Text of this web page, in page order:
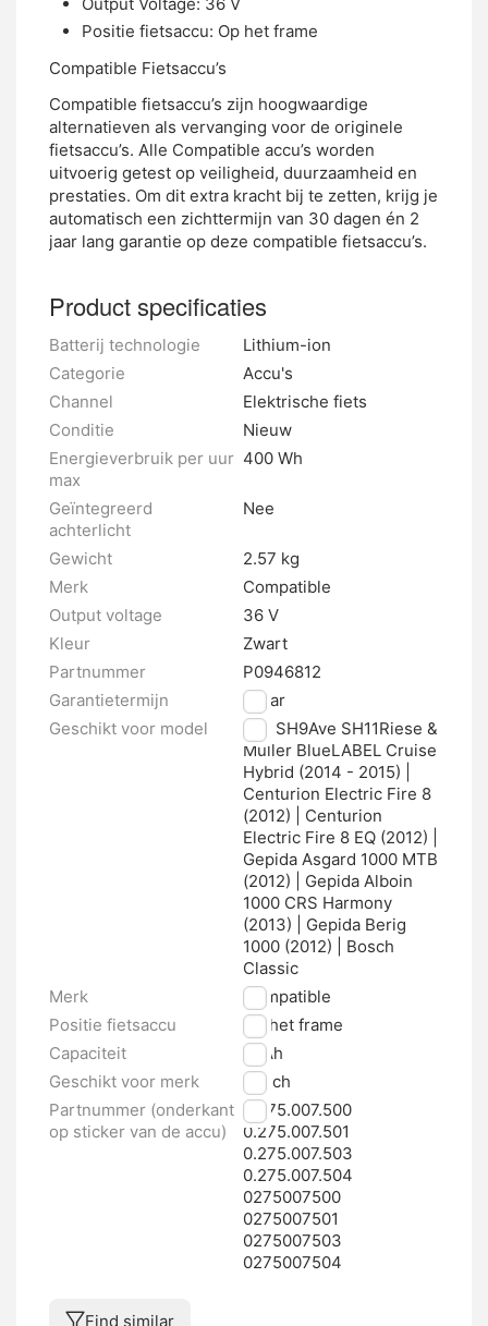
Positie fietsaccu: Op het frame
Compatible Fietsaccu’s
Compatible fietsaccu’s zijn hoogwaardige
alternatieven als vervanging voor de originele
fietsaccu’s. Alle Compatible accu’s worden
uitvoerig getest op veiligheid, duurzaamheid en
prestaties. Om dit extra kracht bij te zetten, krijg je
automatisch een zichttermijn van 30 dagen én 2
jaar lang garantie op deze compatible fietsaccu’s.
Product specificaties
Batterij technologie
Lithium-ion
Categorie
Accu's
Channel
Elektrische fiets
Conditie
Nieuw
Energieverbruik per uur
max
400 Wh
Geïntegreerd
achterlicht
Nee
Gewicht
2.57 kg
Merk
Compatible
Output voltage
36 V
Kleur
Zwart
Partnummer
P0946812
Garantietermijn
2 jaar
Geschikt voor model
Ave SH9Ave SH11Riese &
Müller BlueLABEL Cruise
Hybrid (2014 - 2015) |
Centurion Electric Fire 8
(2012) | Centurion
Electric Fire 8 EQ (2012) |
Gepida Asgard 1000 MTB
(2012) | Gepida Alboin
1000 CRS Harmony
(2013) | Gepida Berig
1000 (2012) | Bosch
Classic
Merk
Compatible
Positie fietsaccu
Op het frame
Capaciteit
11 Ah
Geschikt voor merk
Bosch
Partnummer (onderkant
op sticker van de accu)
0.275.007.500
0.275.007.501
0.275.007.503
0.275.007.504
0275007500
0275007501
0275007503
0275007504
Find similar